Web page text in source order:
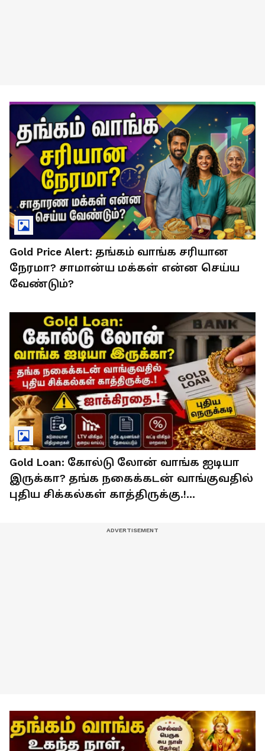
Gold Price Alert: தங்கம் வாங்க சரியான
நேரமா? சாமான்ய மக்கள் என்ன செய்ய
வேண்டும்?
Gold Loan: கோல்டு லோன் வாங்க ஐடியா
இருக்கா? தங்க நகைக்கடன் வாங்குவதில்
புதிய சிக்கல்கள் காத்திருக்கு.!